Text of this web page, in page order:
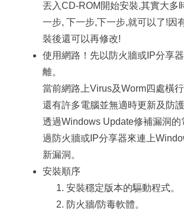
丟入CD-ROM開始安裝,其實大多
一步, 下一步,下一步,就可以了!因
裝後還可以再修改!
使用網路！先以防火牆或IP分享
離。
當前網路上Virus及Worm四處橫
還有許多電腦並無適時更新及防
透過Windows Update修補漏洞的
過防火牆或IP分享器來連上
新漏洞。
安裝順序
安裝穩定版本的驅動程式。
防火牆/防毒軟體。